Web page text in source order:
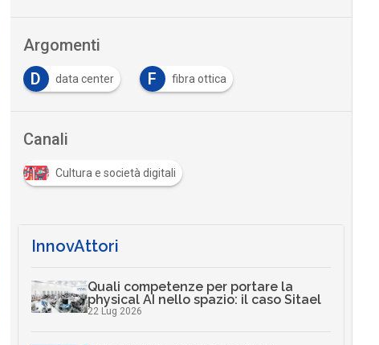
Argomenti
D
data center F fibra ottica
Canali
Cultura e società digitali
InnovAttori
Quali competenze per portare la
physical AI nello spazio: il caso Sitael
22 Lug 2026